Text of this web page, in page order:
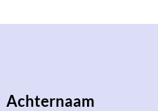
Achternaam